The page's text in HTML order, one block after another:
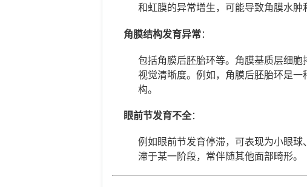
和虹膜的异常增生，可能导致角膜水肿
角膜结构发育异常：
包括角膜后胚胎环等。角膜基质层细
视觉清晰度。例如，角膜后胚胎环是
构。
眼前节发育不全：
例如眼前节发育停滞，可表现为小眼
滞于某一阶段，常伴随其他面部畸形。